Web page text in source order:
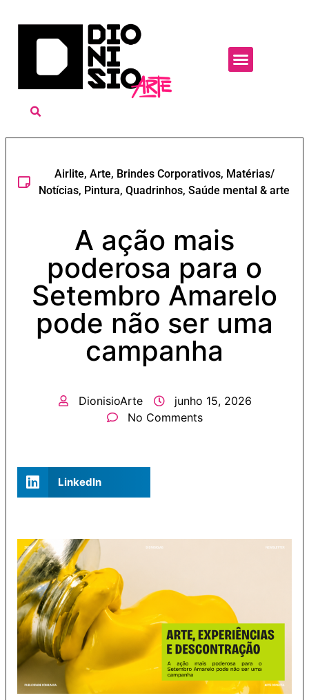
Airlite, Arte, Brindes Corporativos, Matérias/
Notícias, Pintura, Quadrinhos, Saúde mental & arte
A ação mais
poderosa para o
Setembro Amarelo
pode não ser uma
campanha
DionisioArte
junho 15, 2026
No Comments
LinkedIn